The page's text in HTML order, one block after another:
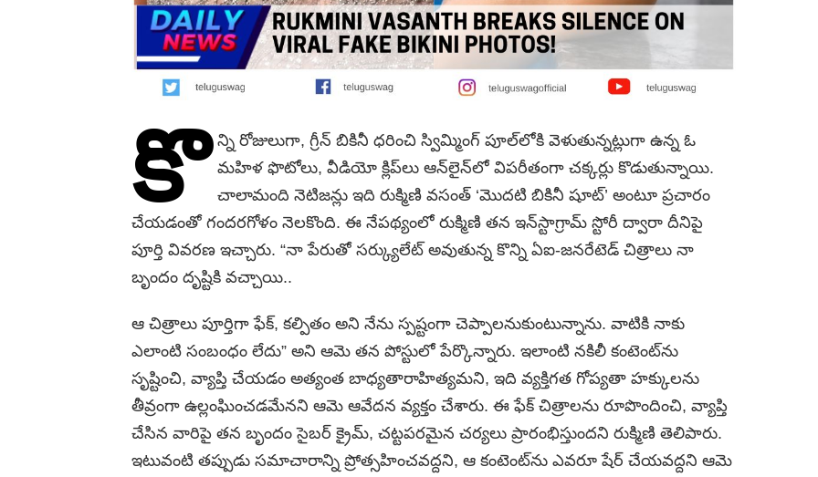
కొ న్ని రోజులుగా, గ్రీన్ బికినీ ధరించి స్విమ్మింగ్ పూల్‌లోకి వెళుతున్నట్లుగా ఉన్న ఓ
మహిళ ఫొటోలు, వీడియో క్లిప్‌లు ఆన్‌లైన్‌లో విపరీతంగా చక్కర్లు కొడుతున్నాయి.
చాలామంది నెటిజన్లు ఇది రుక్మిణి వసంత్ ‘మొదటి బికినీ షూట్’ అంటూ ప్రచారం
చేయడంతో గందరగోళం నెలకొంది. ఈ నేపథ్యంలో రుక్మిణి తన ఇన్‌స్టాగ్రామ్ స్టోరీ ద్వారా దీనిపై
పూర్తి వివరణ ఇచ్చారు. “నా పేరుతో సర్క్యులేట్ అవుతున్న కొన్ని ఏఐ-జనరేటెడ్ చిత్రాలు నా
బృందం దృష్టికి వచ్చాయి..
ఆ చిత్రాలు పూర్తిగా ఫేక్, కల్పితం అని నేను స్పష్టంగా చెప్పాలనుకుంటున్నాను. వాటికి నాకు
ఎలాంటి సంబంధం లేదు” అని ఆమె తన పోస్టులో పేర్కొన్నారు. ఇలాంటి నకిలీ కంటెంట్‌ను
సృష్టించి, వ్యాప్తి చేయడం అత్యంత బాధ్యతారాహిత్యమని, ఇది వ్యక్తిగత గోప్యతా హక్కులను
తీవ్రంగా ఉల్లంఘించడమేనని ఆమె ఆవేదన వ్యక్తం చేశారు. ఈ ఫేక్ చిత్రాలను రూపొందించి, వ్యాప్తి
చేసిన వారిపై తన బృందం సైబర్ క్రైమ్, చట్టపరమైన చర్యలు ప్రారంభిస్తుందని రుక్మిణి తెలిపారు.
ఇటువంటి తప్పుడు సమాచారాన్ని ప్రోత్సహించవద్దని, ఆ కంటెంట్‌ను ఎవరూ షేర్ చేయవద్దని ఆమె